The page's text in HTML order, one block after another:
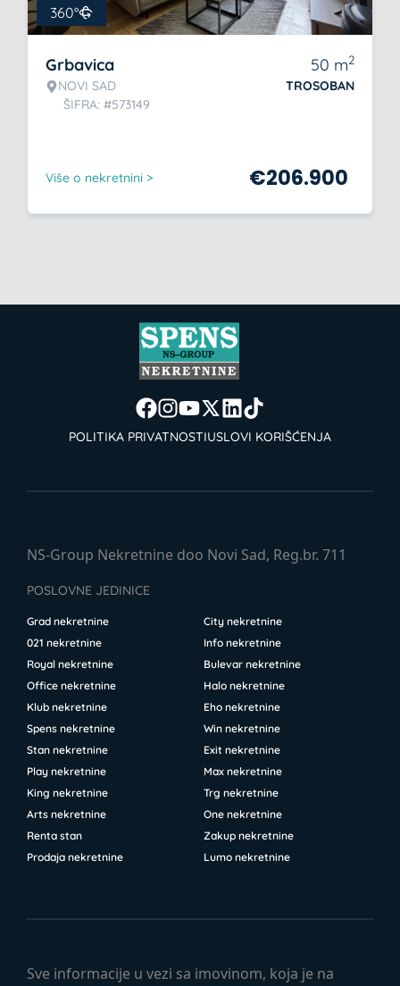
360°
Grbavica
NOVI SAD
ŠIFRA: #573149
50 m2
TROSOBAN
Više o nekretnini > €206.900
POLITIKA PRIVATNOSTIUSLOVI KORIŠĆENJA
Sve informacije u vezi sa imovinom, koja je na
NS-Group Nekretnine doo Novi Sad, Reg.br. 711
POSLOVNE JEDINICE
Grad nekretnine
City nekretnine
021 nekretnine
Info nekretnine
Royal nekretnine
Bulevar nekretnine
Office nekretnine
Halo nekretnine
Klub nekretnine
Eho nekretnine
Spens nekretnine
Win nekretnine
Stan nekretnine
Exit nekretnine
Play nekretnine
Max nekretnine
King nekretnine
Trg nekretnine
Arts nekretnine
One nekretnine
Renta stan
Zakup nekretnine
Prodaja nekretnine
Lumo nekretnine